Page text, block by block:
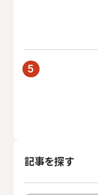
記事を探す